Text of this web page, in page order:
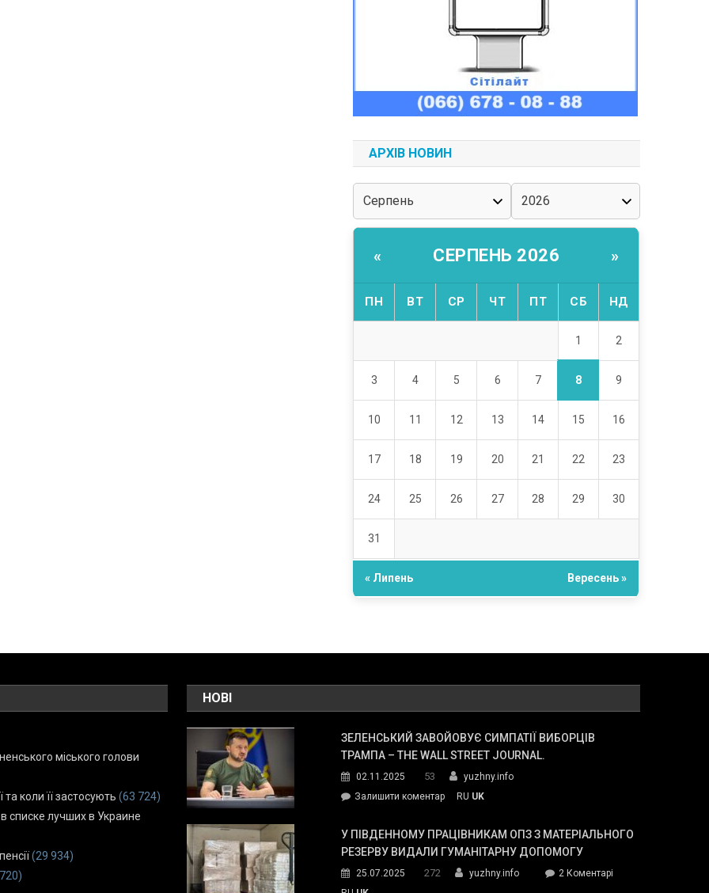
АРХІВ НОВИН
« СЕРПЕНЬ 2026 »
ПН ВТ СР ЧТ ПТ СБ НД
1 2
3 4 5 6 7 8 9
10 11 12 13 14 15 16
17 18 19 20 21 22 23
24 25 26 27 28 29 30
31
« Липень Вересень »
міського голови
коли її застосують (63 724)
списке лучших в Украине
(29 934)
НОВІ
ЗЕЛЕНСЬКИЙ ЗАВОЙОВУЄ СИМПАТІЇ ВИБОРЦІВ
ТРАМПА – THE WALL STREET JOURNAL.
02.11.2025 53
yuzhny.info
Залишити коментарon
завойовує
симпатії
Трампа
RU UK
У ПІВДЕННОМУ ПРАЦІВНИКАМ ОПЗ З МАТЕРІАЛЬНОГО
РЕЗЕРВУ ВИДАЛИ ГУМАНІТАРНУ ДОПОМОГУ
25.07.2025 272 yuzhny.info 2 Коментарідо